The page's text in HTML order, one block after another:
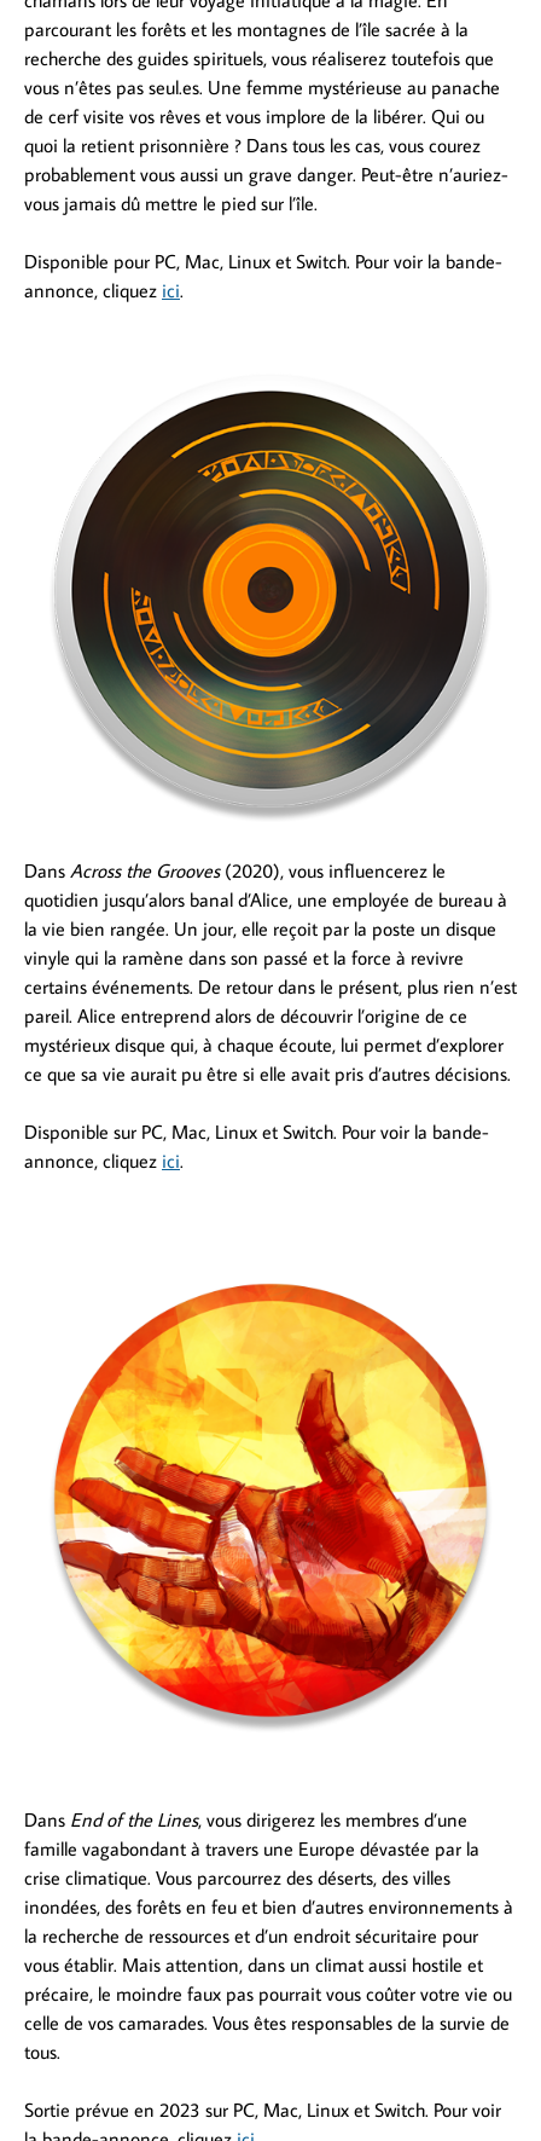
parcourant les forêts et les montagnes de l’île sacrée à la
recherche des guides spirituels, vous réaliserez toutefois que
vous n’êtes pas seul.es. Une femme mystérieuse au panache
de cerf visite vos rêves et vous implore de la libérer. Qui ou
quoi la retient prisonnière ? Dans tous les cas, vous courez
probablement vous aussi un grave danger. Peut-être n’auriez-
vous jamais dû mettre le pied sur l’île.
Disponible pour PC, Mac, Linux et Switch. Pour voir la bande-
annonce, cliquez ici.
Dans Across the Grooves (2020), vous influencerez le
quotidien jusqu’alors banal d’Alice, une employée de bureau à
la vie bien rangée. Un jour, elle reçoit par la poste un disque
vinyle qui la ramène dans son passé et la force à revivre
certains événements. De retour dans le présent, plus rien n’est
pareil. Alice entreprend alors de découvrir l’origine de ce
mystérieux disque qui, à chaque écoute, lui permet d’explorer
ce que sa vie aurait pu être si elle avait pris d’autres décisions.
Disponible sur PC, Mac, Linux et Switch. Pour voir la bande-
annonce, cliquez ici.
Dans End of the Lines, vous dirigerez les membres d’une
famille vagabondant à travers une Europe dévastée par la
crise climatique. Vous parcourrez des déserts, des villes
inondées, des forêts en feu et bien d’autres environnements à
la recherche de ressources et d’un endroit sécuritaire pour
vous établir. Mais attention, dans un climat aussi hostile et
précaire, le moindre faux pas pourrait vous coûter votre vie ou
celle de vos camarades. Vous êtes responsables de la survie de
tous.
Sortie prévue en 2023 sur PC, Mac, Linux et Switch. Pour voir